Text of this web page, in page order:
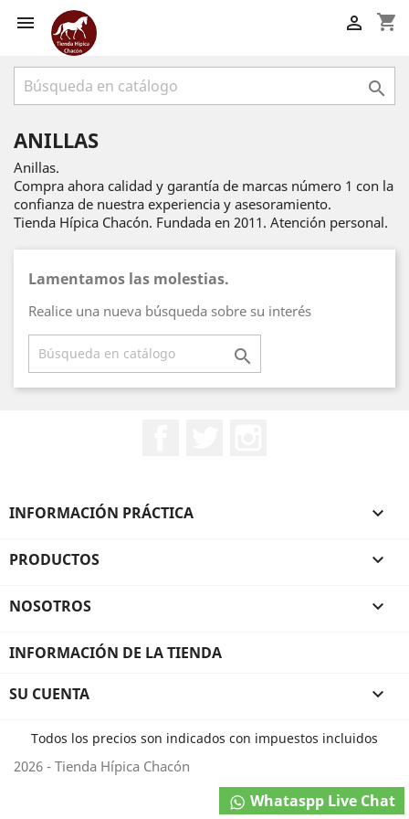
 shopping_cart


ANILLAS
Anillas.
Compra ahora calidad y garantía de marcas número 1 con la
confianza de nuestra experiencia y asesoramiento.
Tienda Hípica Chacón. Fundada en 2011. Atención personal.
Lamentamos las molestias.
Realice una nueva búsqueda sobre su interés

INFORMACIÓN PRÁCTICA 
PRODUCTOS 
NOSOTROS 
INFORMACIÓN DE LA TIENDA
Whataspp Live Chat
SU CUENTA 
Todos los precios son indicados con impuestos incluidos
2026 - Tienda Hípica Chacón